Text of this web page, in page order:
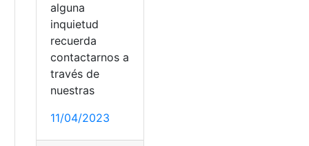
alguna
inquietud
recuerda
contactarnos a
través de
nuestras
11/04/2023